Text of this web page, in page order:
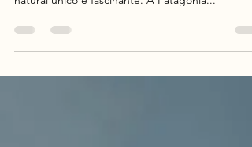
austral do Chile, nos deparamos com um cenário